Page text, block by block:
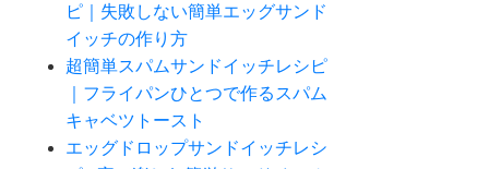
ピ｜失敗しない簡単エッグサンド
イッチの作り方
超簡単スパムサンドイッチレシピ
｜フライパンひとつで作るスパム
キャベツトースト
エッグドロップサンドイッチレシ